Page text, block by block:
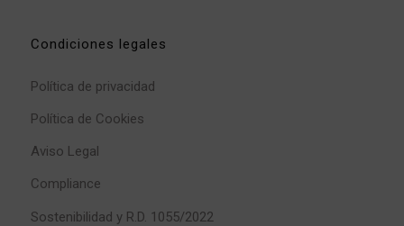
Condiciones legales
Política de privacidad
Política de Cookies
Aviso Legal
Compliance
Sostenibilidad y R.D. 1055/2022